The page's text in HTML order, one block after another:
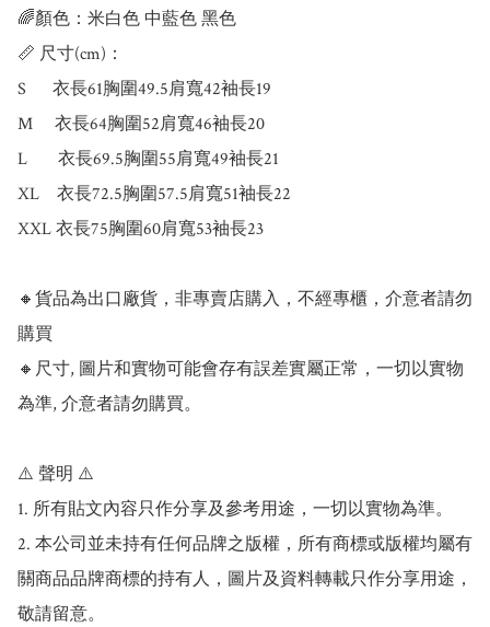
🌈顏色：米白色 中藍色 黑色
📏 尺寸(cm)：
S      衣長61胸圍49.5肩寬42袖長19
M     衣長64胸圍52肩寬46袖長20
L       衣長69.5胸圍55肩寬49袖長21
XL    衣長72.5胸圍57.5肩寬51袖長22
XXL 衣長75胸圍60肩寬53袖長23
🔸貨品為出口廠貨，非專賣店購入，不經專櫃，介意者請勿
購買
🔸尺寸, 圖片和實物可能會存有誤差實屬正常，一切以實物
為準, 介意者請勿購買。
⚠️ 聲明 ⚠️
1. 所有貼文內容只作分享及參考用途，一切以實物為準。
2. 本公司並未持有任何品牌之版權，所有商標或版權均屬有
關商品品牌商標的持有人，圖片及資料轉載只作分享用途，
敬請留意。